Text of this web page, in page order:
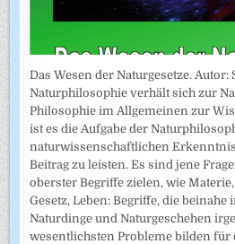
Das Wesen der Naturgesetze.
Naturphilosophie verhält sich zur
Philosophie im Allgemeinen zur
ist es die Aufgabe der
naturwissenschaftlichen
Beitrag zu leisten. Es sind jene
oberster Begriffe zielen, wie
Gesetz, Leben: Begriffe, die beinahe
Naturdinge und Naturgeschehen
wesentlichsten Probleme bilden für